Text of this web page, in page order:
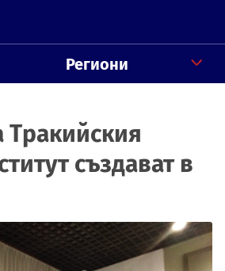
Региони
създават в